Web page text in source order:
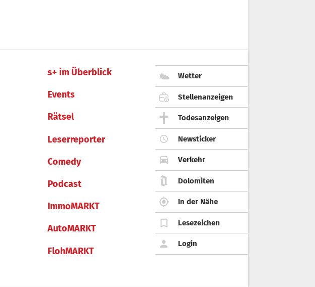
s+ im Überblick
Events
Rätsel
Leserreporter
Comedy
Podcast
ImmoMARKT
AutoMARKT
FlohMARKT
Wetter
Stellenanzeigen
Todesanzeigen
Newsticker
Verkehr
Dolomiten
In der Nähe
Lesezeichen
Login